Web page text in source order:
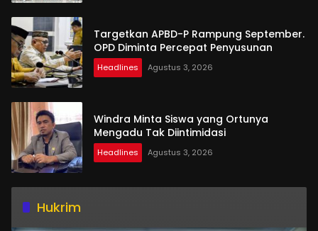
Targetkan APBD-P Rampung September.
OPD Diminta Percepat Penyusunan
Headlines Agustus 3, 2026
Windra Minta Siswa yang Ortunya
Mengadu Tak Diintimidasi
Headlines Agustus 3, 2026
Hukrim